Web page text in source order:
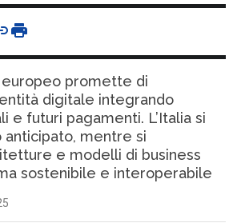
promette di
digitale integrando
e futuri pagamenti. L’Italia si
anticipato, mentre si
e modelli di business
sostenibile e interoperabile